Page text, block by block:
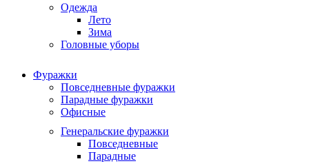
Одежда
Лето
Зима
Головные уборы
Фуражки
Повседневные фуражки
Парадные фуражки
Офисные
Генеральские фуражки
Повседневные
Парадные